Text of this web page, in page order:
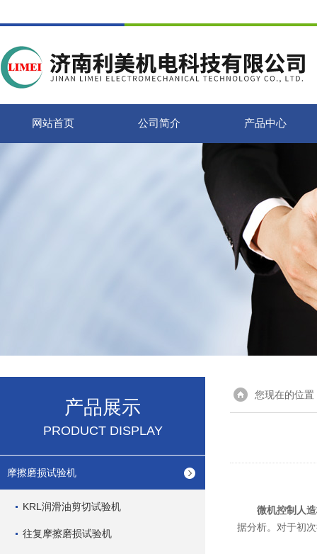
网站首页 公司简介 产品中心
产品展示
PRODUCT DISPLAY
摩擦磨损试验机
KRL润滑油剪切试验机
往复摩擦磨损试验机
您现在的位置
微机控制人
据分析。对于初